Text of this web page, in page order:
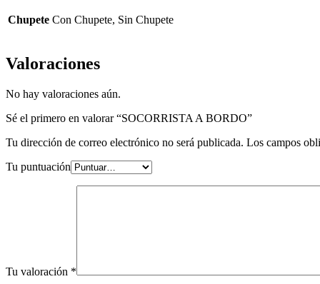
Chupete Con Chupete, Sin Chupete
Valoraciones
No hay valoraciones aún.
Sé el primero en valorar “SOCORRISTA A BORDO”
Tu dirección de correo electrónico no será publicada. Los campos
Tu puntuación
Tu valoración *